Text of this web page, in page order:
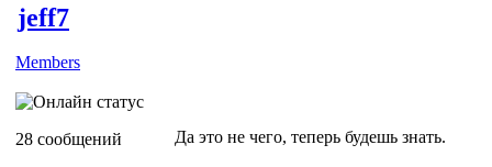
jeff7
Members
28 сообщений Да это не чего, теперь будешь знать.